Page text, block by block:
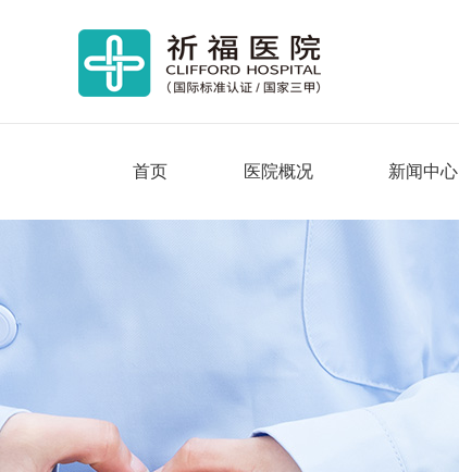
首页 医院概况 新闻中心